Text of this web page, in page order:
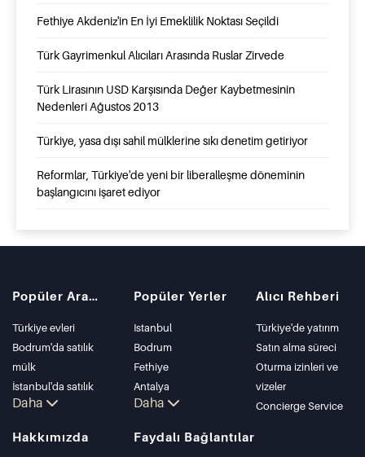
Fethiye Akdeniz'in En İyi Emeklilik Noktası Seçildi
Türk Gayrimenkul Alıcıları Arasında Ruslar Zirvede
Türk Lirasının USD Karşısında Değer Kaybetmesinin
Nedenleri Ağustos 2013
Türkiye, yasa dışı sahil mülklerine sıkı denetim getiriyor
Reformlar, Türkiye'de yeni bir liberalleşme döneminin
başlangıcını işaret ediyor
Popüler Aramalar
Türkiye evleri
Bodrum'da satılık
mülk
İstanbul'da satılık
daire
Bodrum Villası
Daha
Popüler Yerler
Istanbul
Bodrum
Fethiye
Antalya
Kalkan
Kas
Daha
Alıcı Rehberi
Türkiye'de yatırım
Satın alma süreci
Oturma izinleri ve
vizeler
Concierge Service
Hakkımızda Faydalı Bağlantılar